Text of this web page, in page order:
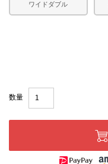
ワイドダブル